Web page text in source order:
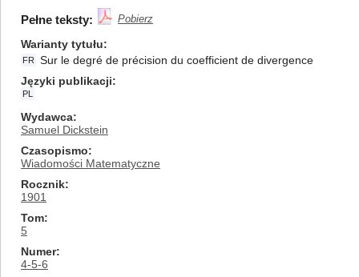
Pełne teksty: Pobierz
Warianty tytułu
FR
Sur le degré de précision du coefficient de divergence
Języki publikacji
PL
Wydawca
Samuel Dickstein
Czasopismo
Wiadomości Matematyczne
Rocznik
1901
Tom
5
Numer
4-5-6